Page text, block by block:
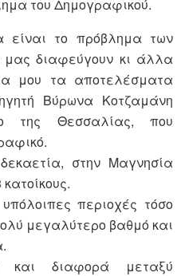
του Δημογραφικού.
είναι το πρόβλημα των
διαφεύγουν κι άλλα
μου τα αποτελέσματα
Βύρωνα Κοτζαμάνη
της Θεσσαλίας, που
στην Μαγνησία
περιοχές τόσο
μεγαλύτερο βαθμό και
διαφορά μεταξύ